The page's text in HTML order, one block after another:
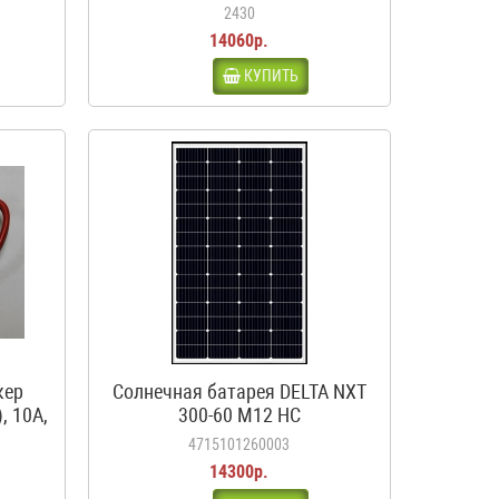
2430
14060р.
КУПИТЬ
10А,
Солнечная батарея DELTA NXT
300-60 M12 HC
4715101260003
14300р.